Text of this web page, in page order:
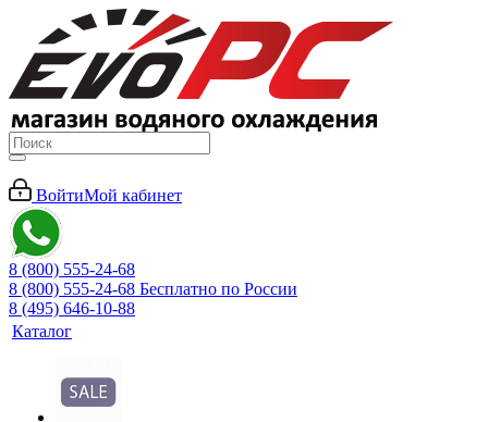
ВойтиМой кабинет
8 (800) 555-24-68
8 (800) 555-24-68 Бесплатно по России
8 (495) 646-10-88
Каталог